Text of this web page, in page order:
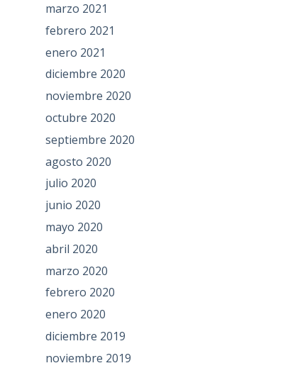
marzo 2021
febrero 2021
enero 2021
diciembre 2020
noviembre 2020
octubre 2020
septiembre 2020
agosto 2020
julio 2020
junio 2020
mayo 2020
abril 2020
marzo 2020
febrero 2020
enero 2020
diciembre 2019
noviembre 2019